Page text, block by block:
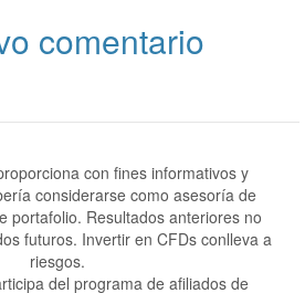
comentario
con fines informativos y
considerarse como asesoría de
portafolio. Resultados anteriores no
futuros. Invertir en CFDs conlleva a
riesgos.
del programa de afiliados de